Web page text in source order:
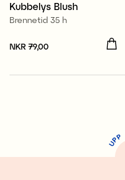
Nyhet
Kubbelys Blush
Brennetid 35 h
Pris :NKR 79,00
NKR 79,00
U
P
P